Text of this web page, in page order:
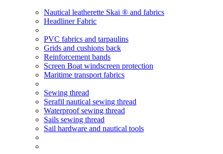
Nautical leatherette Skai ® and fabrics
Headliner Fabric
PVC fabrics and tarpaulins
Grids and cushions back
Reinforcement bands
Screen Boat windscreen protection
Maritime transport fabrics
Sewing thread
Serafil nautical sewing thread
Waterproof sewing thread
Sails sewing thread
Sail hardware and nautical tools